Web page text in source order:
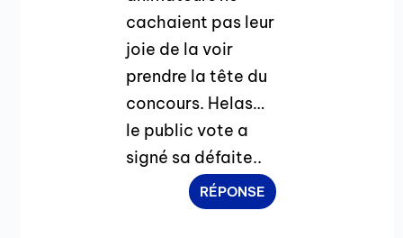
cachaient pas leur
joie de la voir
prendre la tête du
concours. Helas…
le public vote a
signé sa défaite..
RÉPONSE